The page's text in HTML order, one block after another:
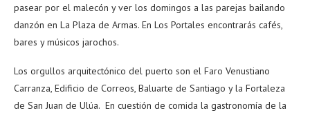
pasear por el malecón y ver los domingos a las parejas bailando
danzón en La Plaza de Armas. En Los Portales encontrarás cafés,
bares y músicos jarochos.
Los orgullos arquitectónico del puerto son el Faro Venustiano
Carranza, Edificio de Correos, Baluarte de Santiago y la Fortaleza
de San Juan de Ulúa. En cuestión de comida la gastronomía de la